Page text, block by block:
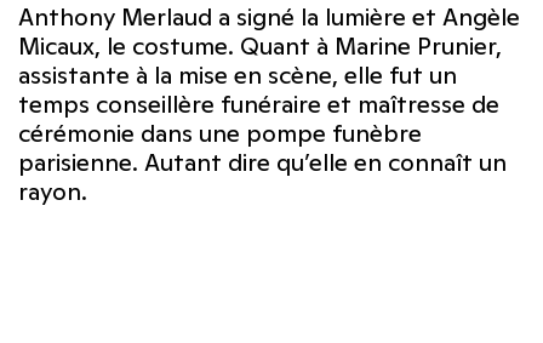
Anthony Merlaud a signé la lumière et Angèle
Micaux, le costume. Quant à Marine Prunier,
assistante à la mise en scène, elle fut un
temps conseillère funéraire et maîtresse de
cérémonie dans une pompe funèbre
parisienne. Autant dire qu’elle en connaît un
rayon.